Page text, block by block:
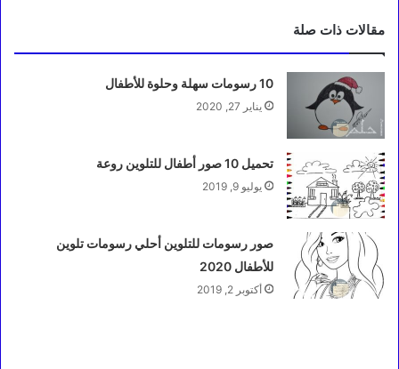
مقالات ذات صلة
10 رسومات سهلة وحلوة للأطفال
يناير 27, 2020
تحميل 10 صور أطفال للتلوين روعة
يوليو 9, 2019
صور رسومات للتلوين أحلي رسومات تلوين
للأطفال 2020
أكتوبر 2, 2019